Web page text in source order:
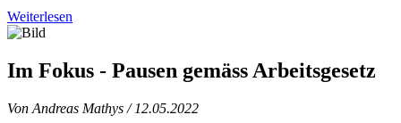
Weiterlesen
Im Fokus - Pausen gemäss Arbeitsgesetz
Von Andreas Mathys / 12.05.2022